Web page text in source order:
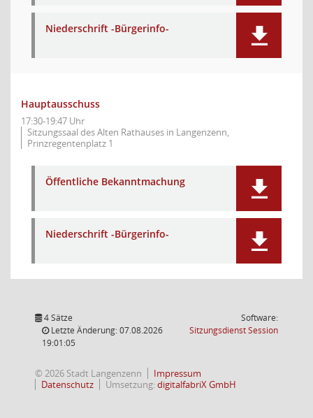
Niederschrift -Bürgerinfo-
Hauptausschuss
17:30-19:47 Uhr
Sitzungssaal des Alten Rathauses in Langenzenn,
Prinzregentenplatz 1
Öffentliche Bekanntmachung
Niederschrift -Bürgerinfo-
4 Sätze
Letzte Änderung: 07.08.2026
19:01:05
Software:
SitzungsdienstSession(Wird in
© 2026 Stadt Langenzenn
Impressum
Datenschutz
Umsetzung:digitalfabriX GmbH